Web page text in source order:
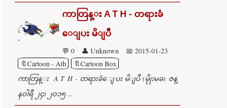
ကာတြန္း A T H - တရားခံ
ေျပး မိျပီ
💬 0 👤 Unknown
📅 2015-01-23
🔖Cartoon - Ath
🔖Cartoon Box
ကာတြန္း A T H - တရားခံ ေျပး မိျပီ (မိုုးမခ) ဇန္
န၀ါရီ ၂၄၊ ၂၀၁၅ ...